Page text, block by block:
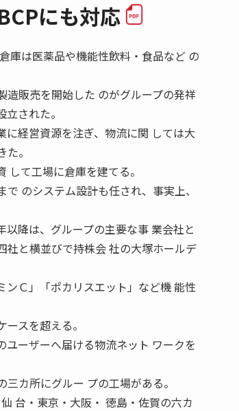
にも対応
は医薬品や機能性飲料・食品など の
販売を開始した のがグループの発祥
された。
経営資源を注ぎ、物流に関 しては大
。
て工場に倉庫を建てる。
のシステム設計も任され、事実上、
降は、グループの主要な事 業会社と
社と横並びで持株会 社の大塚ホールデ
Ｃ」「ポカリスエット」など機 能性
スを超える。
ーザーへ届ける物流ネット ワークを
カ所にグルー プの工場がある。
台・東京・大阪・ 徳島・佐賀の六カ